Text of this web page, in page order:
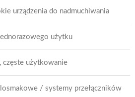
urządzenia do nadmuchiwania
użytku
częste użytkowanie
/ systemy przełączników